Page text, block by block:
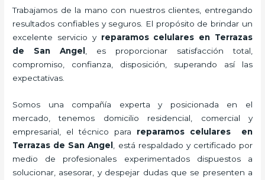
Trabajamos de la mano con nuestros clientes, entregando
resultados confiables y seguros. El propósito de brindar un
excelente servicio y reparamoscelulares en Terrazas
de San Angel
, es proporcionar satisfacción total,
compromiso, confianza, disposición, superando así las
expectativas.
Somos una compañía experta y posicionada en el
mercado, tenemos domicilio residencial, comercial y
empresarial, el técnico para reparamos celulares en
Terrazas de San Angel
, está respaldado y certificado por
medio de profesionales experimentados dispuestos a
solucionar, asesorar, y despejar dudas que se presenten a